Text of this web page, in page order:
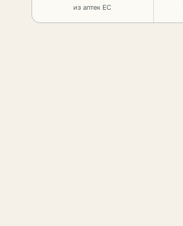
из аптек ЕС